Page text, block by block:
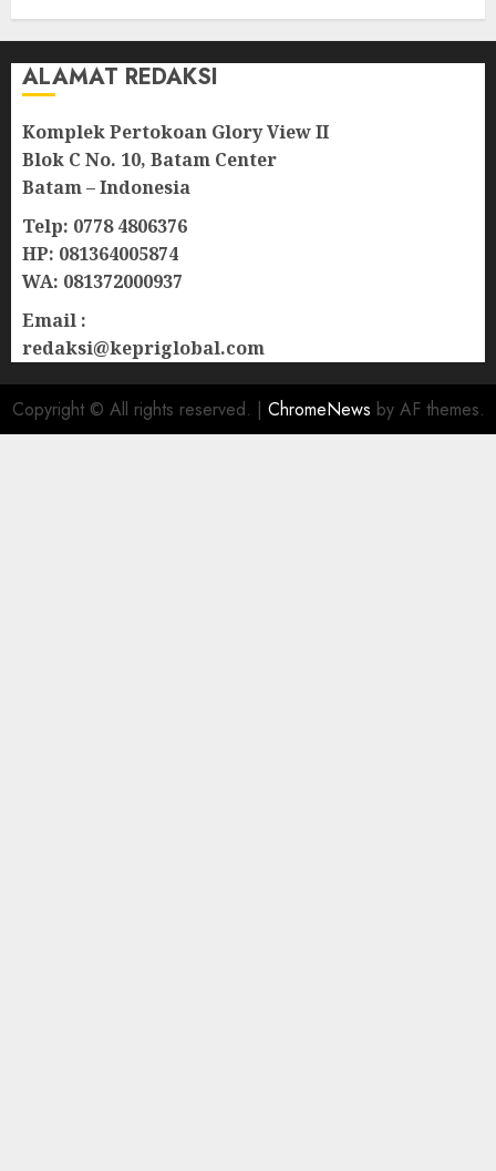
ALAMAT REDAKSI
Komplek Pertokoan Glory View II
Blok C No. 10, Batam Center
Batam – Indonesia
Telp: 0778 4806376
HP: 081364005874
WA: 081372000937
Email :
redaksi@kepriglobal.com
Copyright © All rights reserved. | ChromeNews by AF themes.